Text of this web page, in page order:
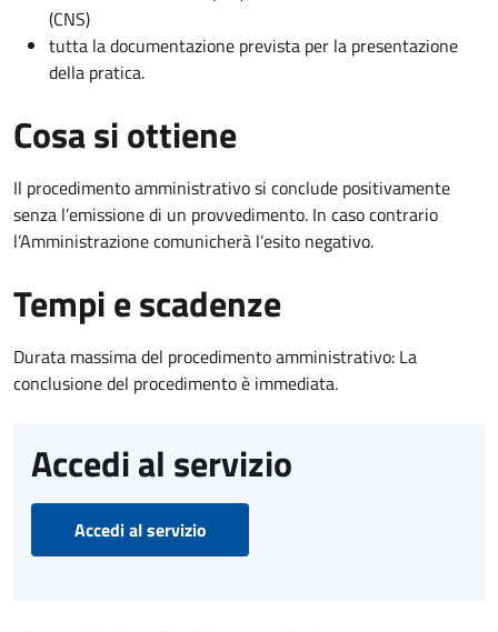
(CNS)
tutta la documentazione prevista per la presentazione
della pratica.
Cosa si ottiene
Il procedimento amministrativo si conclude positivamente
senza l’emissione di un provvedimento. In caso contrario
l’Amministrazione comunicherà l’esito negativo.
Tempi e scadenze
Durata massima del procedimento amministrativo: La
conclusione del procedimento è immediata.
Accedi al servizio
Accedi al servizio